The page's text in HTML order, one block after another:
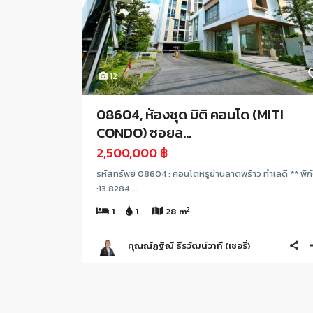
12
08604, ห้องชุด มิติ คอนโด (MITI
CONDO) ซอยล...
2,500,000 ฿
รหัสทรัพย์ 08604 : คอนโดหรูย่านลาดพร้าว ทำเลดี ** พิ
:13.8284 ...
1
1 28 m2
คุณณัฏฐิณี ธีรวัฒน์วาที (เชอรี่)